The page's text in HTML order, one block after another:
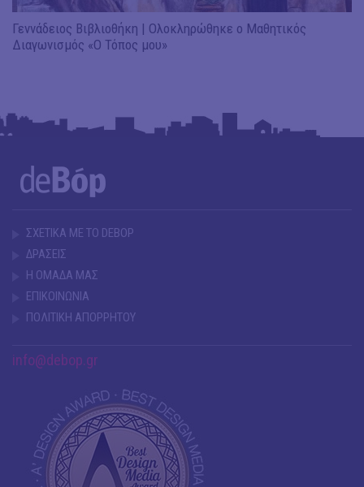
Γεννάδειος Βιβλιοθήκη | Ολοκληρώθηκε ο Μαθητικός
Διαγωνισμός «Ο Τόπος μου»
ΣΧΕΤΙΚΑ ΜΕ ΤΟ DEBOP
ΔΡΑΣΕΙΣ
Η ΟΜΑΔΑ ΜΑΣ
ΕΠΙΚΟΙΝΩΝΙΑ
ΠΟΛΙΤΙΚΗ ΑΠΟΡΡΗΤΟΥ
info@debop.gr